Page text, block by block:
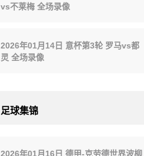
vs不莱梅 全场录像
2026年01月14日 意杯第3轮 罗马vs都
灵 全场录像
足球集锦
2026年01月16日 德甲-克劳德世界波柳